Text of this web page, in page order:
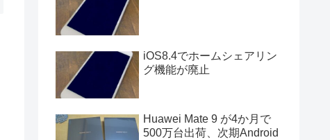
iOS8.4でホームシェアリン
グ機能が廃止
Huawei Mate 9 が4か月で
500万台出荷、次期Android